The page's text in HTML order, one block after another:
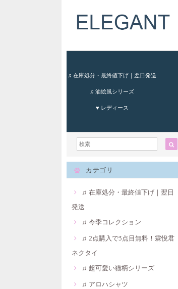
♫ 在庫処分・最終値下げ｜翌日発送
♫ 油絵風シリーズ
♥ レディース
カテゴリ
♫ 在庫処分・最終値下げ｜翌日
発送
♫ 今季コレクション
♫ 2点購入で3点目無料！霖悅君
ネクタイ
♫ 超可愛い猫柄シリーズ
♫ アロハシャツ